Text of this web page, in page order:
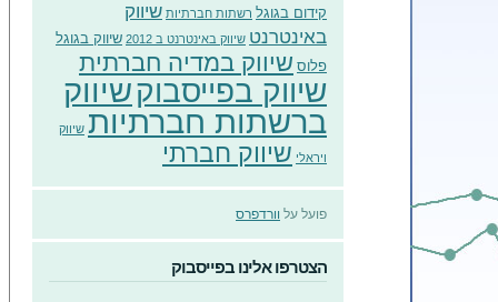
קידום בגוגל רשתות חברתיות שיווק
באינטרנט שיווק באינטרנט ב 2012
שיווק בגוגל
פלוס שיווק במדיה חברתית
שיווק בפייסבוקשיווק
ברשתות חברתיות שיווק
ויראלי שיווק חברתי
פועל על וורדפרס
הצטרפו אלינו בפייסבוק